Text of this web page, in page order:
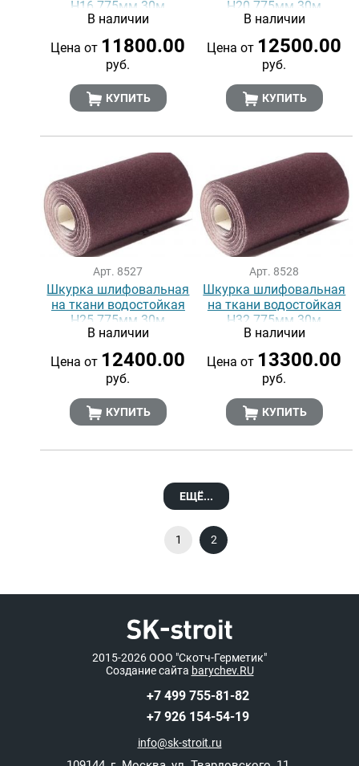
Н16 775мм 30м
В наличии
Цена от 11800.00
руб.
КУПИТЬ
Н20 775мм 30м
В наличии
Цена от 12500.00
руб.
КУПИТЬ
Арт. 8527
Шкурка шлифовальная
на ткани водостойкая
Н25 775мм 30м
В наличии
Цена от 12400.00
руб.
КУПИТЬ
Арт. 8528
Шкурка шлифовальная
на ткани водостойкая
Н32 775мм 30м
В наличии
Цена от 13300.00
руб.
КУПИТЬ
ЕЩЁ...
1 2
2015-2026ООО "Скотч-Герметик"
Создание сайта barychev.RU
+7 499 755-81-82
+7 926 154-54-19
info@sk-stroit.ru